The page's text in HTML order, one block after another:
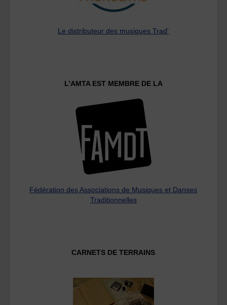
Le distributeur des musiques Trad'
L’AMTA EST MEMBRE DE LA
Fédération des Associations de Musiques et Danses
Traditionnelles
CARNETS DE TERRAINS